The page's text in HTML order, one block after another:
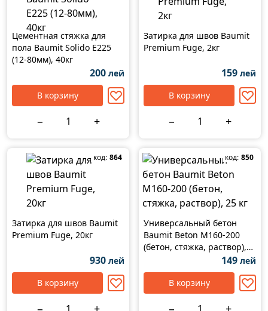
Цементная стяжка для
пола Baumit Solido E225
(12-80мм), 40кг
200 лей
В корзину
− +
Затирка для швов Baumit
Premium Fuge, 2кг
159 лей
В корзину
− +
код: 864
Затирка для швов Baumit
Premium Fuge, 20кг
930 лей
В корзину
код: 850
Универсальный бетон
Baumit Beton М160-200
(бетон, стяжка, раствор),
149 лей
В корзину